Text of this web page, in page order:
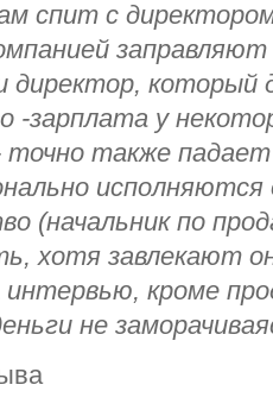
спит с
директор, который
-зарплата у
точно также
исполняются
(начальник по
хотя завлекают
кроме
не